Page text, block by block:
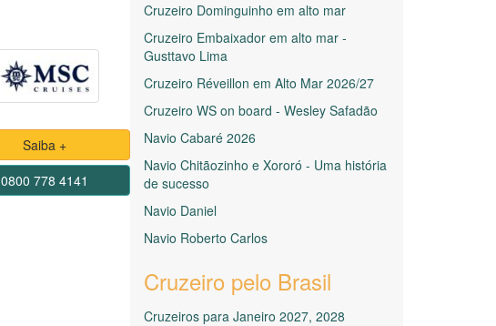
Saiba +
0800 778 4141
Cruzeiro Dominguinho em alto mar
Cruzeiro Embaixador em alto mar -
Gusttavo Lima
Cruzeiro Réveillon em Alto Mar 2026/27
Cruzeiro WS on board - Wesley Safadão
Navio Cabaré 2026
Navio Chitãozinho e Xororó - Uma história
de sucesso
Navio Daniel
Navio Roberto Carlos
Cruzeiro pelo Brasil
Cruzeiros para Janeiro 2027, 2028